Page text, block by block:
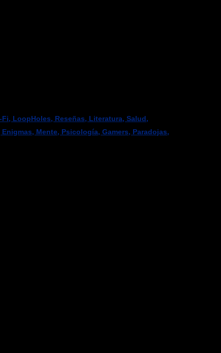
LoopHoles, Reseñas, Literatura, Salud,
Mente, Psicología, Gamers, Paradojas,